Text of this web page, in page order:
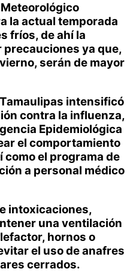
la actual temporada
fríos, de ahí la
ya que,
serán de mayor
intensificó
contra la influenza,
Epidemiológica
el comportamiento
como el programa de
a personal médico
intoxicaciones,
una ventilación
hornos o
el uso de anafres
cerrados.